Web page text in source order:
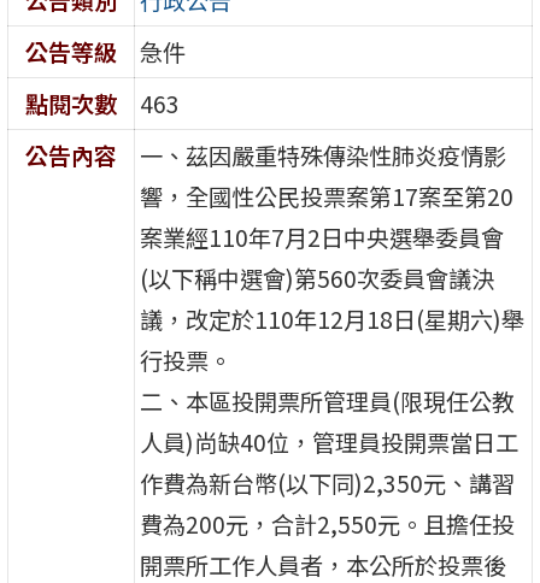
公告等級
急件
點閱次數
463
公告內容
一、茲因嚴重特殊傳染性肺炎疫情影
響，全國性公民投票案第17案至第20
案業經110年7月2日中央選舉委員會
(以下稱中選會)第560次委員會議決
議，改定於110年12月18日(星期六)舉
行投票。
二、本區投開票所管理員(限現任公教
人員)尚缺40位，管理員投開票當日工
作費為新台幣(以下同)2,350元、講習
費為200元，合計2,550元。且擔任投
開票所工作人員者，本公所於投票後